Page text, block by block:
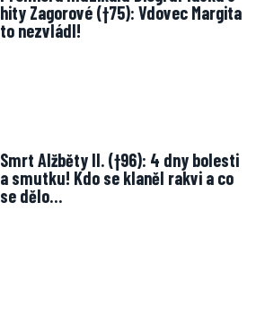
hity Zagorové (†75): Vdovec Margita
to nezvládl!
Smrt Alžběty II. (†96): 4 dny bolesti
a smutku! Kdo se klaněl rakvi a co
se dělo…